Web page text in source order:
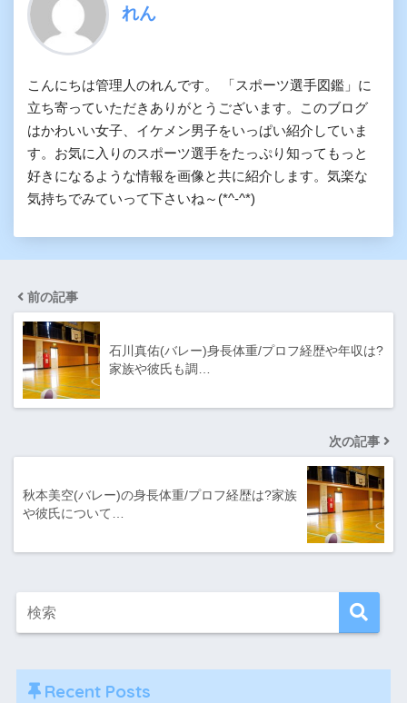
れん
こんにちは管理人のれんです。 「スポーツ選手図鑑」に
立ち寄っていただきありがとうございます。このブログ
はかわいい女子、イケメン男子をいっぱい紹介していま
す。お気に入りのスポーツ選手をたっぷり知ってもっと
好きになるような情報を画像と共に紹介します。気楽な
気持ちでみていって下さいね～(*^-^*)
前の記事
石川真佑(バレー)身長体重/プロフ経歴や年収は?
家族や彼氏も調…
次の記事
秋本美空(バレー)の身長体重/プロフ経歴は?家族
や彼氏について…
Recent Posts